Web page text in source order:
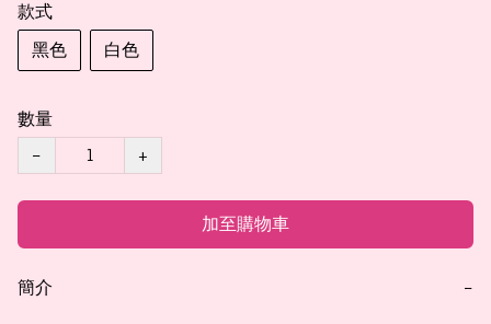
款式
黑色
白色
數量
−
+
加至購物車
簡介 −